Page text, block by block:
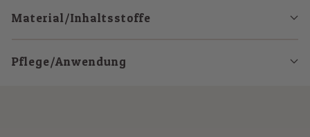
Material/Inhaltsstoffe
Pflege/Anwendung